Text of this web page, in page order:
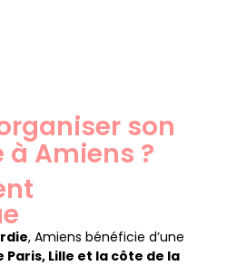
son
Amiens ?
, Amiens bénéficie d’une
Paris, Lille et la côte de la